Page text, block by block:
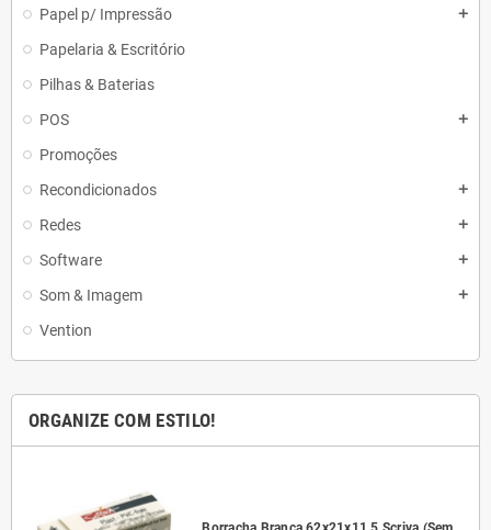
Papel p/ Impressão
add
Papelaria & Escritório
Pilhas & Baterias
POS
add
Promoções
Recondicionados
add
Redes add
Software add
Som & Imagem add
Vention
ORGANIZE COM ESTILO!